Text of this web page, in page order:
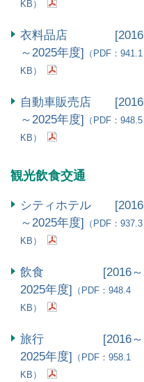
KB）
衣料品店 [2016
～2025年度] （PDF：941.1
KB）
自動車販売店 [2016
～2025年度]
（PDF：948.5
KB）
観光飲食交通
シティホテル [2016
～2025年度] （PDF：937.3
KB）
飲食 [2016～
2025年度] （PDF：948.4
KB）
旅行 [2016～
2025年度]
（PDF：958.1
KB）